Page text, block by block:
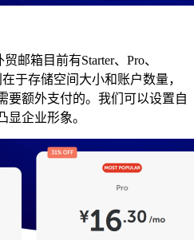
邮箱目前有Starter、Pro、
于存储空间大小和账户数量，
要额外支付的。我们可以设置自
显企业形象。